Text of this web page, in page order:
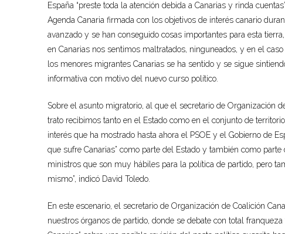
España “preste toda la atención debida a Canarias y rinda
Agenda Canaria firmada con los objetivos de interés canario
avanzado y se han conseguido cosas importantes para esta
en Canarias nos sentimos maltratados, ninguneados, y en el
los menores migrantes Canarias se ha sentido y se sigue
informativa con motivo del nuevo curso político.
Sobre el asunto migratorio, al que el secretario de Organización
trato recibimos tanto en el Estado como en el conjunto de
interés que ha mostrado hasta ahora el PSOE y el Gobierno de
que sufre Canarias” como parte del Estado y también como
ministros que son muy hábiles para la política de partido, pero
mismo”, indicó David Toledo.
En este escenario, el secretario de Organización de Coalición
nuestros órganos de partido, donde se debate con total